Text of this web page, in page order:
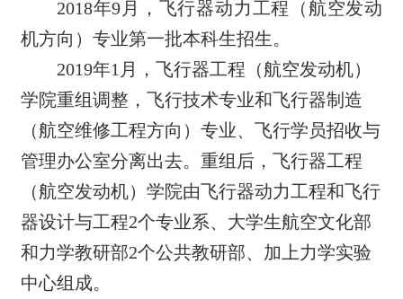
2018年9月，飞行器动力工程（航空发动
机方向）专业第一批本科生招生。
2019年1月，飞行器工程（航空发动机）
学院重组调整，飞行技术专业和飞行器制造
（航空维修工程方向）专业、飞行学员招收与
管理办公室分离出去。重组后，飞行器工程
（航空发动机）学院由飞行器动力工程和飞行
器设计与工程2个专业系、大学生航空文化部
和力学教研部2个公共教研部、加上力学实验
中心组成。